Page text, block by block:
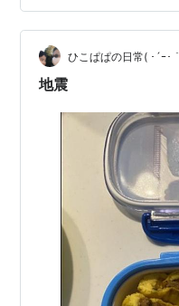
ひこぱぱの日常( ･´ｰ･｀
地震